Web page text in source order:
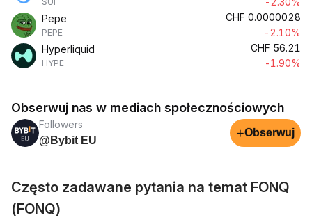
Pepe
PEPE
CHF 0.0000028
-2.10%
Hyperliquid
HYPE
CHF 56.21
-1.90%
Obserwuj nas w mediach społecznościowych
Followers
@Bybit EU
+Obserwuj
Często zadawane pytania na temat FONQ
(FONQ)